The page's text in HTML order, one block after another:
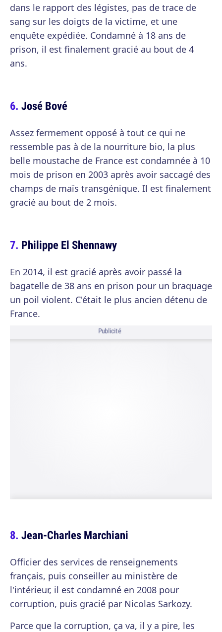
dans le rapport des légistes, pas de trace de
sang sur les doigts de la victime, et une
enquête expédiée. Condamné à 18 ans de
prison, il est finalement gracié au bout de 4
ans.
José Bové
Assez fermement opposé à tout ce qui ne
ressemble pas à de la nourriture bio, la plus
belle moustache de France est condamnée à 10
mois de prison en 2003 après avoir saccagé des
champs de maïs transgénique. Il est finalement
gracié au bout de 2 mois.
Philippe El Shennawy
En 2014, il est gracié après avoir passé la
bagatelle de 38 ans en prison pour un braquage
un poil violent. C'était le plus ancien détenu de
France.
Publicité
Jean-Charles Marchiani
Officier des services de renseignements
français, puis conseiller au ministère de
l'intérieur, il est condamné en 2008 pour
corruption, puis gracié par Nicolas Sarkozy.
Parce que la corruption, ça va, il y a pire, les